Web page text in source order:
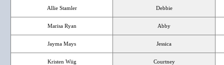
Allie Stamler Debbie
Marisa Ryan Abby
Jayma Mays Jessica
Kristen Wiig Courtney